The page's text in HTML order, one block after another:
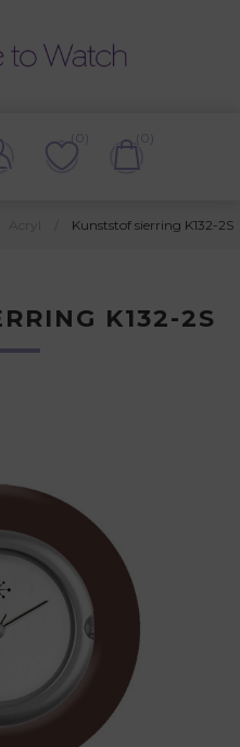
(0) (0)
Kunststof sierring K132-2S
K132-2S